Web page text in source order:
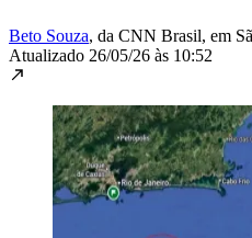
Beto Souza, da CNN Brasil, em
Atualizado 26/05/26 às 10:52